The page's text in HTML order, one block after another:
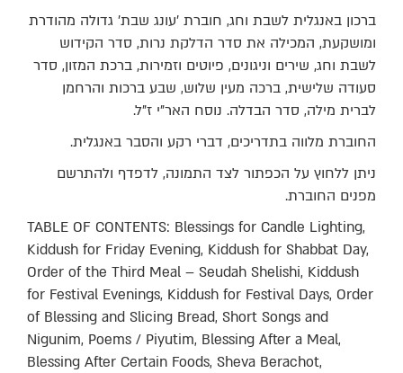
ברכון באנגלית לשבת וחג, חוברת 'עונג שבת' גדולה מהודרת
ומושקעת, המכילה את סדר הדלקת נרות, סדר הקידוש
לשבת וחג‚ שירים וניגונים, פיוטים וזמירות‚ ברכת המזון, סדר
סעודה שלישית, ברכה מעין שלוש, שבע ברכות והרחמן
לברית מילה, סדר הבדלה. נוסח האר"י ז"ל.
החוברת מלווה בתדריכים‚ דברי רקע והסבר באנגלית.
ניתן ללחוץ על הכפתור לצד התמונה, לדפדף ולהתרשם
מפנים החוברת.
TABLE OF CONTENTS: Blessings for Candle Lighting,
Kiddush for Friday Evening, Kiddush for Shabbat Day,
Order of the Third Meal – Seudah Shelishi, Kiddush
for Festival Evenings, Kiddush for Festival Days, Order
of Blessing and Slicing Bread, Short Songs and
Nigunim, Poems / Piyutim, Blessing After a Meal,
Blessing After Certain Foods, Sheva Berachot,